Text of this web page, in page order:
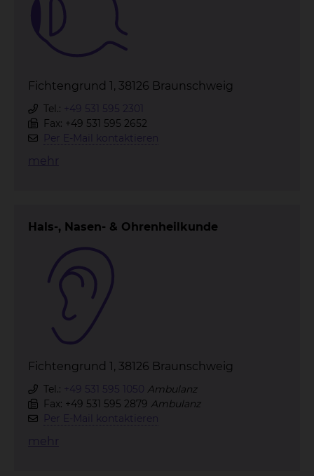
Fichtengrund 1, 38126 Braunschweig
Tel.: +49 531 595 2301
Fax: +49 531 595 2652
Per E-Mail kontaktieren
mehr
Hals-, Nasen- & Ohrenheilkunde
Fichtengrund 1, 38126 Braunschweig
Tel.: +49 531 595 1050 Ambulanz
Fax: +49 531 595 2879 Ambulanz
Per E-Mail kontaktieren
mehr